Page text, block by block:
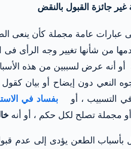
غير جائزة القبول بالنقض
عبارات عامة مجملة كأن ينعى
من شأنها تغيير وجه الرأى فى
أو أنه عرض لسببين من هذه
النعي دون إيضاح أو بيان
التسبيب ، أو بفساد في
مجملة تصلح لكل حكم ، أو أنه
الطعن يؤدى إلى عدم